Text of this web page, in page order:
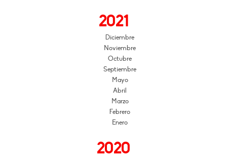
2021
Diciembre
Noviembre
Octubre
Septiembre
Mayo
Abril
Marzo
Febrero
Enero
2020